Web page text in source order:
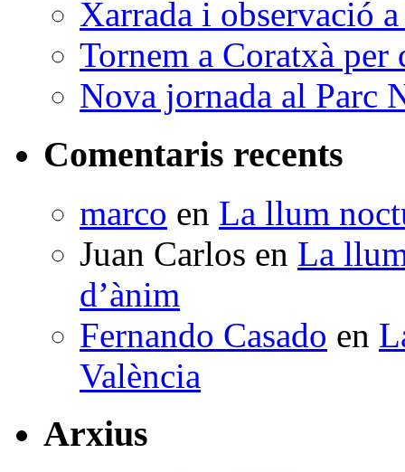
Xarrada i observació
Tornem a Coratxà per
Nova jornada al Parc
Comentaris recents
marco en La llum
Juan Carlos en La
d’ànim
Fernando Casado en
València
Arxius